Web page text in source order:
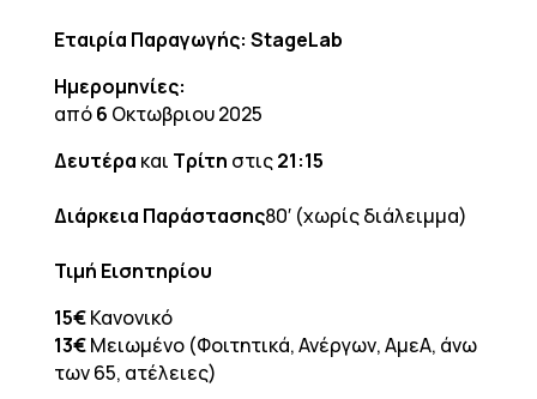
Εταιρία Παραγωγής: StageLab
Ημερομηνίες:
από6 Οκτωβριου 2025
Δευτέρα και Τρίτη στις21:15
Διάρκεια Παράστασης80′ (χωρίς διάλειμμα)
Τιμή Εισητηρίου
15€Κανονικό
13€Μειωμένο (Φοιτητικά, Ανέργων, ΑμεΑ, άνω
των 65, ατέλειες)